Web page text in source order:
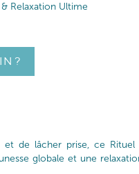
Relaxation Ultime
?
et de lâcher prise, ce Rituel
globale et une